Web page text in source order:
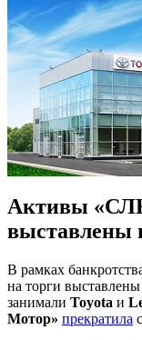
Активы
выставлены
В рамках
на торги
занимали Toyota и
Мотор» прекратила